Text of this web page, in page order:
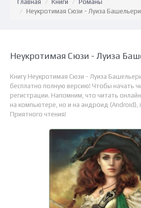
Главная Книги
Романы
Неукротимая Сюзи - Луиза Башельери
Неукротимая Сюзи - Луиза
Книгу Неукротимая Сюзи - Луиза
бесплатно полную версию! Чтобы начать
регистрации. Напомним, что читать
на компьютере, но и на андроид (Android),
Приятного чтения!